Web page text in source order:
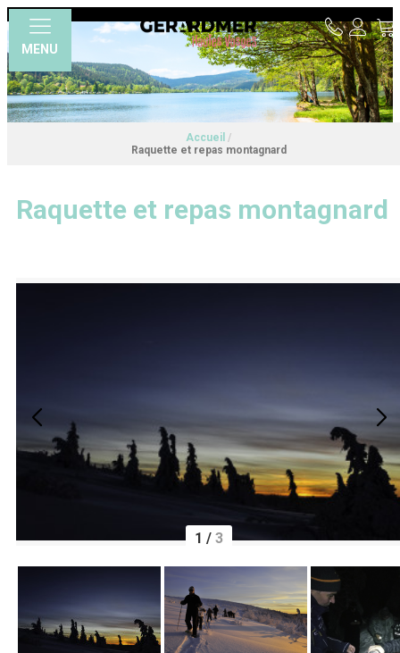
MENU
Accueil /
Raquette et repas montagnard
Raquette et repas montagnard
1 / 3